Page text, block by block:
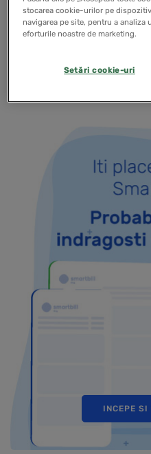
contribuie la atingerea
CPV. Acesta reprezinta un…
READ MORE
INCEPE SI
stocarea cookie-urilor pe
navigarea pe site, pentru a
eforturile noastre de marketing.
Setări cookie-uri